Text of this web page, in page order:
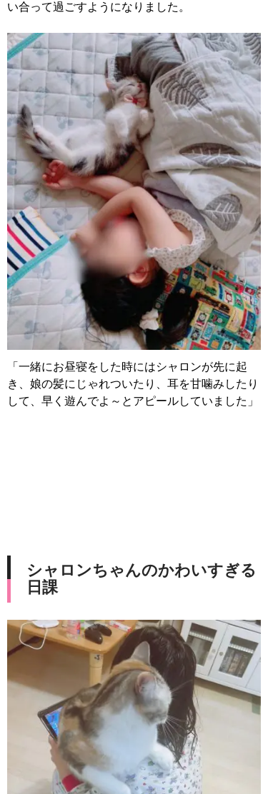
い合って過ごすようになりました。
「一緒にお昼寝をした時にはシャロンが先に起
き、娘の髪にじゃれついたり、耳を甘噛みしたり
して、早く遊んでよ～とアピールしていました」
シャロンちゃんのかわいすぎる
日課